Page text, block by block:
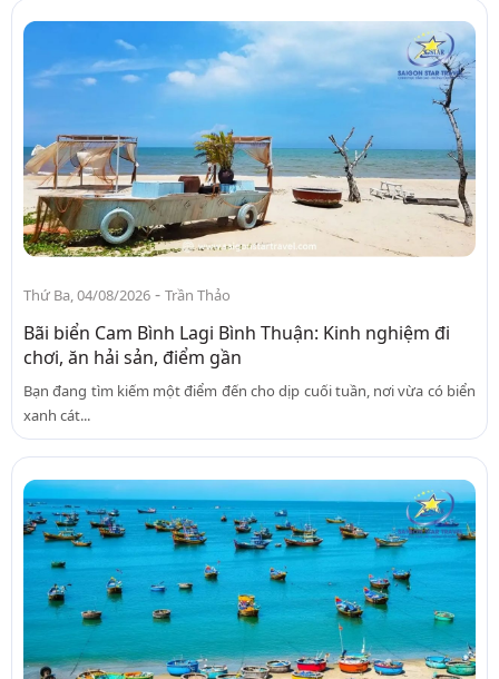
Thứ Ba, 04/08/2026 - Trần Thảo
Bãi biển Cam Bình Lagi Bình Thuận: Kinh nghiệm đi
chơi, ăn hải sản, điểm gần
Bạn đang tìm kiếm một điểm đến cho dịp cuối tuần, nơi vừa có biển
xanh cát...